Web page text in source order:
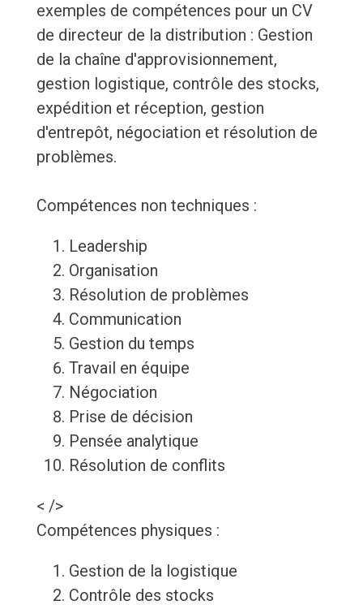
exemples de compétences pour un CV
de directeur de la distribution : Gestion
de la chaîne d'approvisionnement,
gestion logistique, contrôle des stocks,
expédition et réception, gestion
d'entrepôt, négociation et résolution de
problèmes.
Compétences non techniques :
Leadership
Organisation
Résolution de problèmes
Communication
Gestion du temps
Travail en équipe
Négociation
Prise de décision
Pensée analytique
Résolution de conflits
< />
Compétences physiques :
Gestion de la logistique
Contrôle des stocks